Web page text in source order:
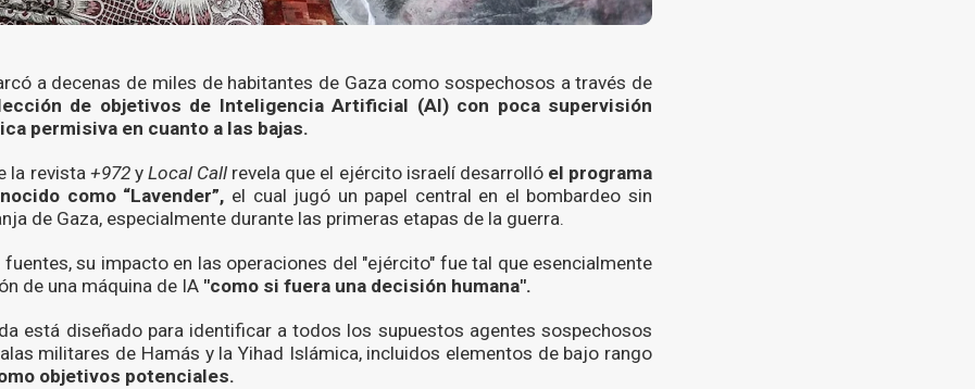
a decenas de miles de habitantes de Gaza como sospechosos a través de
de objetivos de Inteligencia Artificial (AI) con poca supervisión
permisiva en cuanto a las bajas.
la revista+972 y Local Call revela que el ejército israelí desarrolló el programa
como “Lavender”, el cual jugó un papel central en el bombardeo sin
de Gaza, especialmente durante las primeras etapas de la guerra.
fuentes, su impacto en las operaciones del "ejército" fue tal que esencialmente
de una máquina de IA "como si fuera una decisión humana".
está diseñado para identificar a todos los supuestos agentes sospechosos
militares de Hamás y la Yihad Islámica, incluidos elementos de bajo rango
objetivos potenciales.